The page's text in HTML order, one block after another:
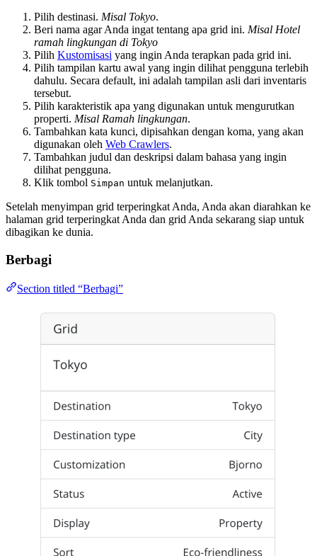
Pilih destinasi. Misal Tokyo.
Beri nama agar Anda ingat tentang apa grid ini. Misal Hotel
ramah lingkungan di Tokyo
Pilih Kustomisasi yang ingin Anda terapkan pada grid ini.
Pilih tampilan kartu awal yang ingin dilihat pengguna terlebih
dahulu. Secara default, ini adalah tampilan asli dari inventaris
tersebut.
Pilih karakteristik apa yang digunakan untuk mengurutkan
properti. Misal Ramah lingkungan.
Tambahkan kata kunci, dipisahkan dengan koma, yang akan
digunakan oleh Web Crawlers.
Tambahkan judul dan deskripsi dalam bahasa yang ingin
dilihat pengguna.
Klik tombol Simpan untuk melanjutkan.
Setelah menyimpan grid terperingkat Anda, Anda akan diarahkan ke
halaman grid terperingkat Anda dan grid Anda sekarang siap untuk
dibagikan ke dunia.
Berbagi
Section titled “Berbagi”